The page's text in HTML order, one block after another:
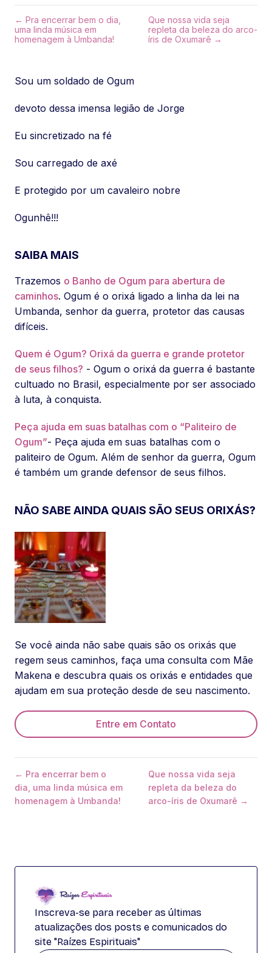
← Pra encerrar bem o dia,
uma linda música em
homenagem à Umbanda!
Que nossa vida seja
repleta da beleza do arco-
íris de Oxumarê →
Sou um soldado de Ogum
devoto dessa imensa legião de Jorge
Eu sincretizado na fé
Sou carregado de axé
E protegido por um cavaleiro nobre
Ogunhê!!!
SAIBA MAIS
Trazemos o Banho de Ogum para abertura de
caminhos. Ogum é o orixá ligado a linha da lei na
Umbanda, senhor da guerra, protetor das causas
difíceis.
Quem é Ogum? Orixá da guerra e grande protetor
de seus filhos? - Ogum o orixá da guerra é bastante
cultuado no Brasil, especialmente por ser associado
à luta, à conquista.
Peça ajuda em suas batalhas com o “Paliteiro de
Ogum”- Peça ajuda em suas batalhas com o
paliteiro de Ogum. Além de senhor da guerra, Ogum
é também um grande defensor de seus filhos.
NÃO SABE AINDA QUAIS SÃO SEUS ORIXÁS?
Se você ainda não sabe quais são os orixás que
regem seus caminhos, faça uma consulta com Mãe
Makena e descubra quais os orixás e entidades que
ajudam em sua proteção desde de seu nascimento.
Entre em Contato
← Pra encerrar bem o
dia, uma linda música em
homenagem à Umbanda!
Que nossa vida seja
repleta da beleza do
arco-íris de Oxumarê →
Inscreva-se para receber as últimas
atualizações dos posts e comunicados do
site "Raízes Espirituais"